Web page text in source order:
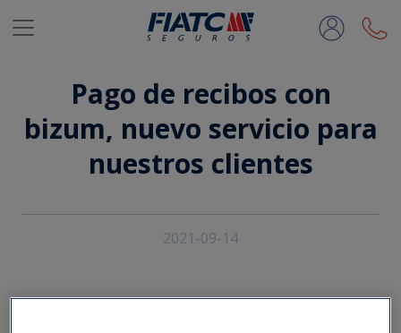
Saltar al contenido principal
Pago de recibos con
bizum, nuevo servicio para
nuestros clientes
2021-09-14